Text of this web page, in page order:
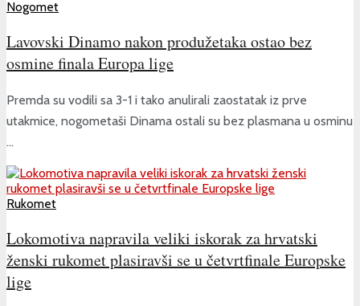
Nogomet
Lavovski Dinamo nakon produžetaka ostao bez
osmine finala Europa lige
Premda su vodili sa 3-1 i tako anulirali zaostatak iz prve
utakmice, nogometaši Dinama ostali su bez plasmana u osminu
...
Rukomet
Lokomotiva napravila veliki iskorak za hrvatski
ženski rukomet plasiravši se u četvrtfinale Europske
lige